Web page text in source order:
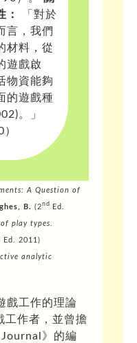
：
「對於
言，我們
材料，從
遊戲啟
物資能夠
的遊戲種
。」
A Question of
B. (2nd Ed.
play types
Ed. 2011)
analytic
戲工作的理論
工作者，並曾擔
》的編